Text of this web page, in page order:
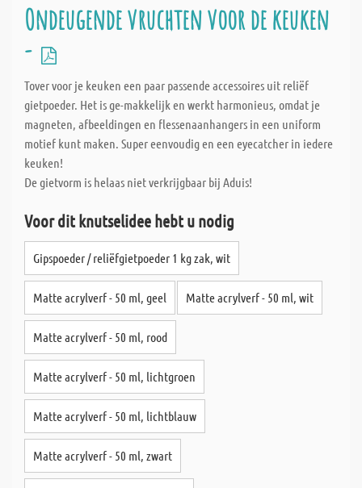
Ondeugende vruchten voor de keuken
-
Tover voor je keuken een paar passende accessoires uit reliëf
gietpoeder. Het is ge-makkelijk en werkt harmonieus, omdat je
magneten, afbeeldingen en flessenaanhangers in een uniform
motief kunt maken. Super eenvoudig en een eyecatcher in iedere
keuken!
De gietvorm is helaas niet verkrijgbaar bij Aduis!
Voor dit knutselidee hebt u nodig
Gipspoeder / reliëfgietpoeder 1 kg zak, wit
Matte acrylverf - 50 ml, geel Matte acrylverf - 50 ml, wit
Matte acrylverf - 50 ml, rood
Matte acrylverf - 50 ml, lichtgroen
Matte acrylverf - 50 ml, lichtblauw
Matte acrylverf - 50 ml, zwart